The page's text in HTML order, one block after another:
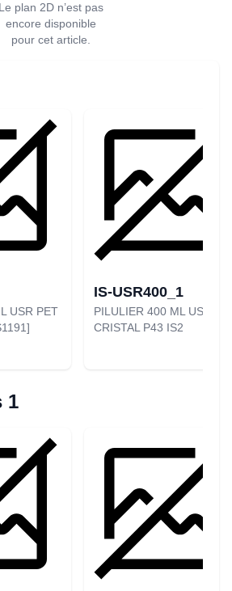
Le plan 2D n’est pas
encore disponible
pour cet article.
USR PET
IS-USR400_1
PILULIER 400 ML USR
CRISTAL P43 IS2
1